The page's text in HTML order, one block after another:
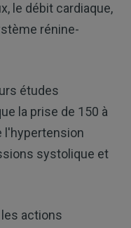
le débit cardiaque,
rénine-
études
la prise de 150 à
l'hypertension
systolique et
actions